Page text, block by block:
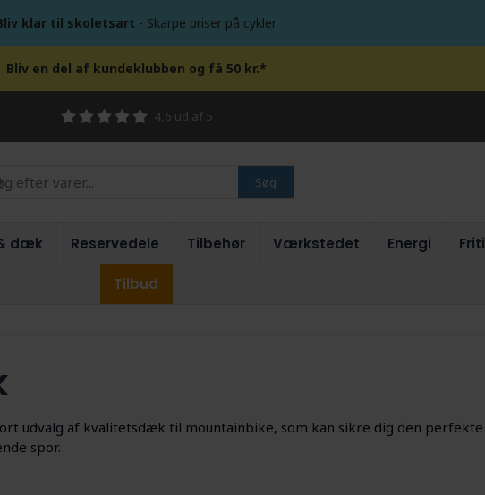
klar til skoletsart - Skarpe priser på cykler
Bliv en del af kundeklubben og få 50 kr.*
4,6 ud af 5
Søg
dæk Reservedele Tilbehør Værkstedet Energi
Tilbud
udvalg af kvalitetsdæk til mountainbike, som kan sikre dig den
spor.